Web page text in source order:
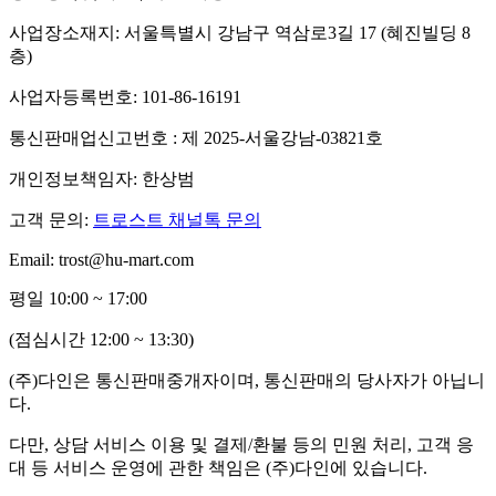
사업장소재지: 서울특별시 강남구 역삼로3길 17 (혜진빌딩 8
층)
사업자등록번호: 101-86-16191
통신판매업신고번호 : 제 2025-서울강남-03821호
개인정보책임자: 한상범
고객 문의: 트로스트 채널톡 문의
Email: trost@hu-mart.com
평일 10:00 ~ 17:00
(점심시간 12:00 ~ 13:30)
(주)다인은 통신판매중개자이며, 통신판매의 당사자가 아닙니
다.
다만, 상담 서비스 이용 및 결제/환불 등의 민원 처리, 고객 응
대 등 서비스 운영에 관한 책임은 (주)다인에 있습니다.